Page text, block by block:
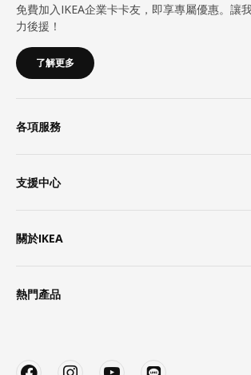
免費加入IKEA企業卡卡友，即享專屬優惠。讓
力後援！
了解更多
各項服務
支援中心
關於IKEA
熱門產品